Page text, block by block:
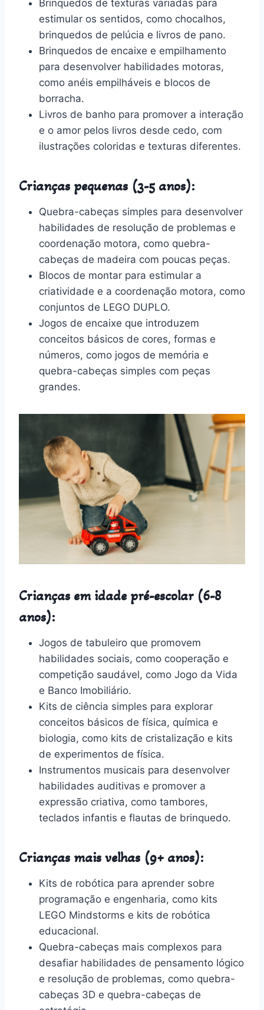
Brinquedos de texturas variadas para
estimular os sentidos, como chocalhos,
brinquedos de pelúcia e livros de pano.
Brinquedos de encaixe e empilhamento
para desenvolver habilidades motoras,
como anéis empilháveis e blocos de
borracha.
Livros de banho para promover a interação
e o amor pelos livros desde cedo, com
ilustrações coloridas e texturas diferentes.
Crianças pequenas (3-5 anos):
Quebra-cabeças simples para desenvolver
habilidades de resolução de problemas e
coordenação motora, como quebra-
cabeças de madeira com poucas peças.
Blocos de montar para estimular a
criatividade e a coordenação motora, como
conjuntos de LEGO DUPLO.
Jogos de encaixe que introduzem
conceitos básicos de cores, formas e
números, como jogos de memória e
quebra-cabeças simples com peças
grandes.
Crianças em idade pré-escolar (6-8
anos):
Jogos de tabuleiro que promovem
habilidades sociais, como cooperação e
competição saudável, como Jogo da Vida
e Banco Imobiliário.
Kits de ciência simples para explorar
conceitos básicos de física, química e
biologia, como kits de cristalização e kits
de experimentos de física.
Instrumentos musicais para desenvolver
habilidades auditivas e promover a
expressão criativa, como tambores,
teclados infantis e flautas de brinquedo.
Crianças mais velhas (9+ anos):
Kits de robótica para aprender sobre
programação e engenharia, como kits
LEGO Mindstorms e kits de robótica
educacional.
Quebra-cabeças mais complexos para
desafiar habilidades de pensamento lógico
e resolução de problemas, como quebra-
cabeças 3D e quebra-cabeças de